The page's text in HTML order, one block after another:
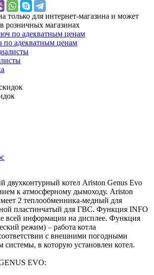
только для интернет-магазина и может
розничных магазинах
по адекватным ценам
двухконтурный котел Ariston Genus Evo
к атмосферному дымоходу. Ariston
2 теплообменника-медный для
пластинчатый для ГВС. Функция INFO
всей информации на дисплее. Функция
режим) – работа котла
с внешними погодными
системы, в которую установлен котел.
EVO: